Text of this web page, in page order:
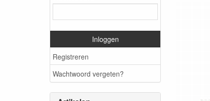
Inloggen
Registreren
Wachtwoord vergeten?